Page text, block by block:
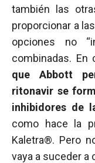
también las
proporcionar a
opciones no
combinadas. En
que Abbott
ritonavir se
inhibidores de
como hace la
Kaletra®. Pero
vaya a suceder a